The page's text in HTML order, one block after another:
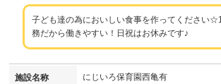
子ども達の為においしい食事を作ってください
務だから働きやすい！日祝はお休みです♪
施設名称 にじいろ保育園西亀有